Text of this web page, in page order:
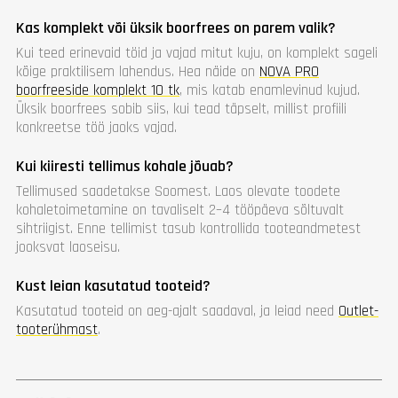
Kas komplekt või üksik boorfrees on parem valik?
Kui teed erinevaid töid ja vajad mitut kuju, on komplekt sageli
kõige praktilisem lahendus. Hea näide on NOVA PRO
boorfreeside komplekt 10 tk, mis katab enamlevinud kujud.
Üksik boorfrees sobib siis, kui tead täpselt, millist profiili
konkreetse töö jaoks vajad.
Kui kiiresti tellimus kohale jõuab?
Tellimused saadetakse Soomest. Laos olevate toodete
kohaletoimetamine on tavaliselt 2–4 tööpäeva sõltuvalt
sihtriigist. Enne tellimist tasub kontrollida tooteandmetest
jooksvat laoseisu.
Kust leian kasutatud tooteid?
Kasutatud tooteid on aeg-ajalt saadaval, ja leiad need Outlet-
tooterühmast.